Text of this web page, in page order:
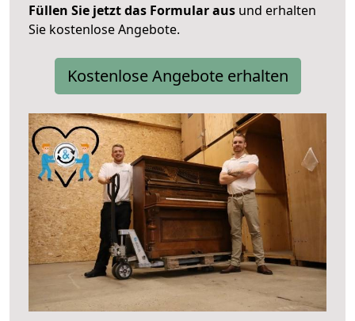
Füllen Sie jetzt das Formular aus und erhalten
Sie kostenlose Angebote.
Kostenlose Angebote erhalten